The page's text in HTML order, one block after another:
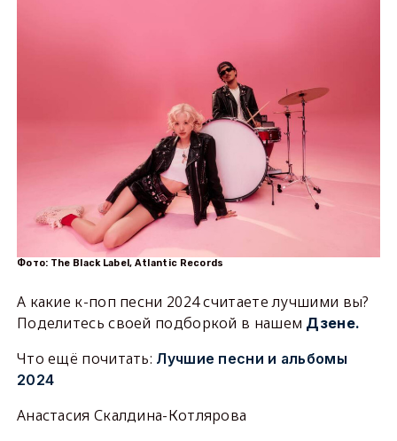
Фото: The Black Label, Atlantic Records
А какие к-поп песни 2024 считаете лучшими вы?
Поделитесь своей подборкой в нашем Дзене.
Что ещё почитать: Лучшие песни и альбомы
2024
Анастасия Скалдина-Котлярова